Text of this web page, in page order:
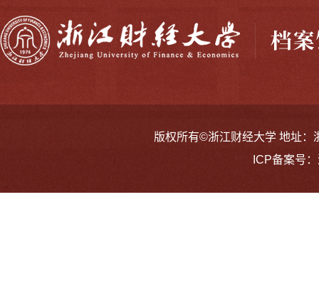
版权所有©浙江财经大学 地址：
ICP备案号：